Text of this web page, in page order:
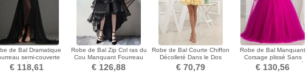
de Bal Dramatique
semi-couverte
Chiffon Médium Noir
€ 118,61
Robe de Bal Zip Col ras du
Cou Manquant Fourreau
Pailleté Asymétrique
€ 126,88
Robe de Bal Courte Chiffon
Décolleté Dans le Dos
Informel taille haut
€ 70,79
Robe de Bal Manquant
Corsage plissé Sans
Manches Ample & Ornée
€ 130,56